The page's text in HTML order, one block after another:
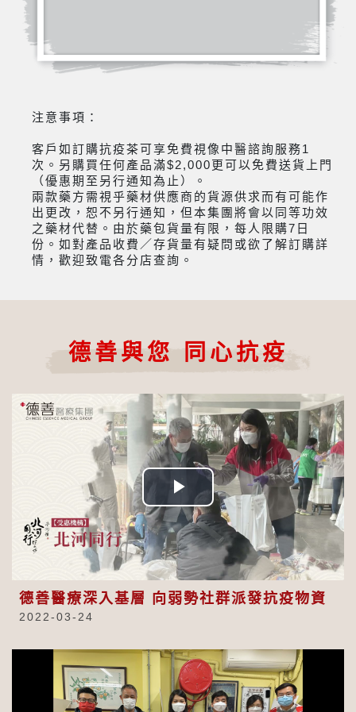
注意事項：
客戶如訂購抗疫茶可享免費視像中醫諮詢服務1
次。另購買任何產品滿$2,000更可以免費送貨上門
（優惠期至另行通知為止）。
兩款藥方需視乎藥材供應商的貨源供求而有可能作
出更改，恕不另行通知，但本集團將會以同等功效
之藥材代替。由於藥包貨量有限，每人限購7日
份。如對產品收費／存貨量有疑問或欲了解訂購詳
情，歡迎致電各分店查詢。
德善與您 同心抗疫
Play
Video
德善醫療深入基層 向弱勢社群派發抗疫物資
2022-03-24